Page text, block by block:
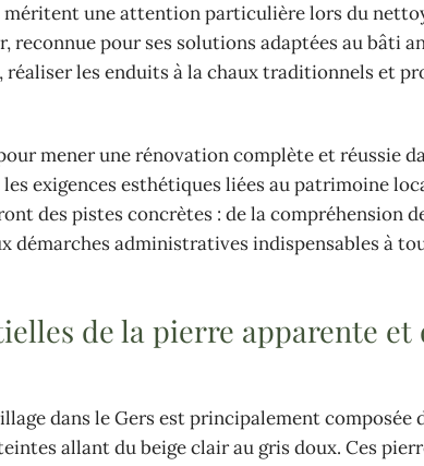
une attention particulière lors du
reconnue pour ses solutions adaptées au bâti
les enduits à la chaux traditionnels et
mener une rénovation complète et réussie
exigences esthétiques liées au patrimoine
des pistes concrètes : de la compréhension
démarches administratives indispensables à
de la pierre apparente et
dans le Gers est principalement composée
allant du beige clair au gris doux. Ces